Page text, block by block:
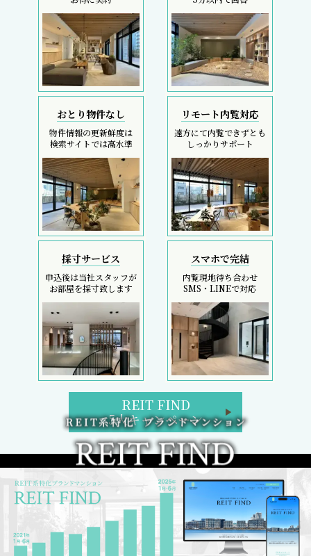
おとり物件なし
物件情報の更新鮮度は
検索サイトでは高水準
リモート内覧対応
遠方にて内覧できずとも
しっかりサポート
採寸サービス
申込後は当社スタッフが
お部屋を採寸致します
スマホで完結
内覧現地待ち合わせ
SMS・LINEで対応
REIT FIND
5大キャンペーン